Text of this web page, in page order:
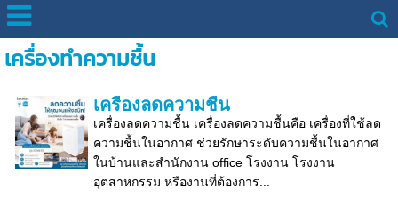
เครื่องทำความชื้น
เครื่องลดความชื้น
เครื่องลดความชื้น เครื่องลดความชื้นคือ เครื่องที่ใช้ลด
ความชื้นในอากาศ ช่วยรักษาระดับความชื้นในอากาศ
ในบ้านและสำนักงาน office โรงงาน โรงงาน
อุตสาหกรรม หรืองานที่ต้องการ...